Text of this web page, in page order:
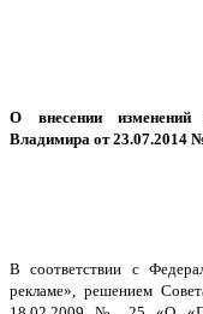
О внесении изменений
Владимира от 23.07.2014
В соответствии с
рекламе», решением